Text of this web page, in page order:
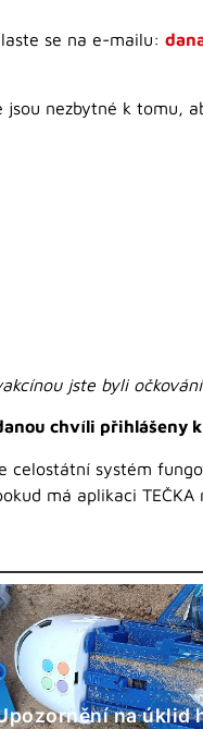
se na e-mailu:
nezbytné k tomu,
jste byli
chvíli přihlášeny
celostátní systém
má aplikaci TEČKA
na úklid